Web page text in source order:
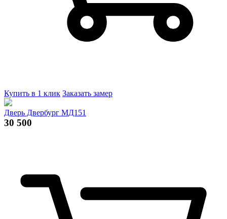
Купить в 1 клик Заказать замер
Дверь Двербург МД151
30 500